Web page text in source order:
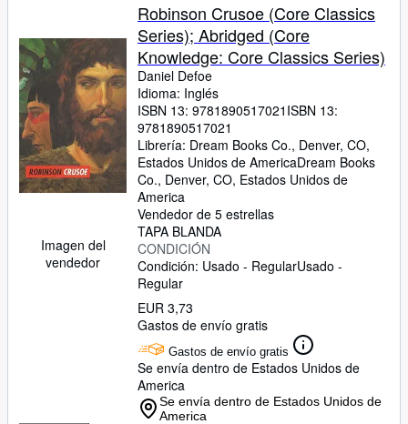
Imagen del
vendedor
Robinson Crusoe (Core Classics
Series); Abridged (Core
Knowledge: Core Classics Series)
Daniel Defoe
Idioma: Inglés
ISBN 13: 9781890517021 ISBN 13:
9781890517021
Librería: Dream Books Co., Denver, CO,
Estados Unidos de AmericaDream Books
Co., Denver, CO, Estados Unidos de
America
Vendedor de 5 estrellas
TAPA BLANDA
CONDICIÓN
Condición: Usado - RegularUsado -
Regular
EUR 3,73
Gastos de envío gratis
Gastos de envío gratis
Se envía dentro de Estados Unidos de
America
Se envía dentro de Estados Unidos de
America